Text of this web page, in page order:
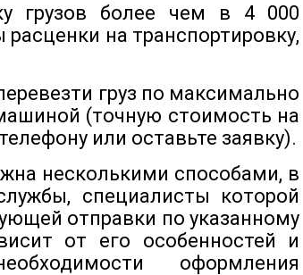
Новости
Документы
Контакты
грузов более чем в 4 000
на транспортировку,
груз по максимально
(точную стоимость на
или оставьте заявку).
несколькими способами, в
специалисты которой
отправки по указанному
от его особенностей и
оформления